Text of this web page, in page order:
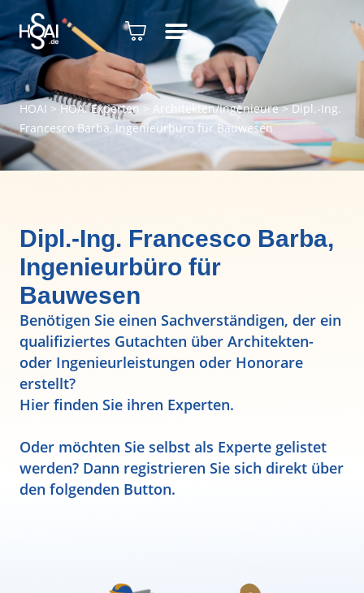
HOAI > HOAI Experten> Architekten/Ingenieure>Dipl.-Ing.
Francesco Barba, Ingenieurbüro für Bauwesen
Dipl.-Ing. Francesco Barba,
Ingenieurbüro für
Bauwesen
Benötigen Sie einen Sachverständigen, der ein
qualifiziertes Gutachten über Architekten-
oder Ingenieurleistungen oder Honorare
erstellt?
Hier finden Sie ihren Experten.
Oder möchten Sie selbst als Experte gelistet
werden? Dann registrieren Sie sich direkt über
den folgenden Button.